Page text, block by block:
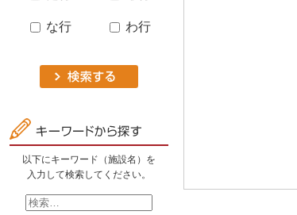
な行 わ行
以下にキーワード（施設名）を
入力して検索してください。